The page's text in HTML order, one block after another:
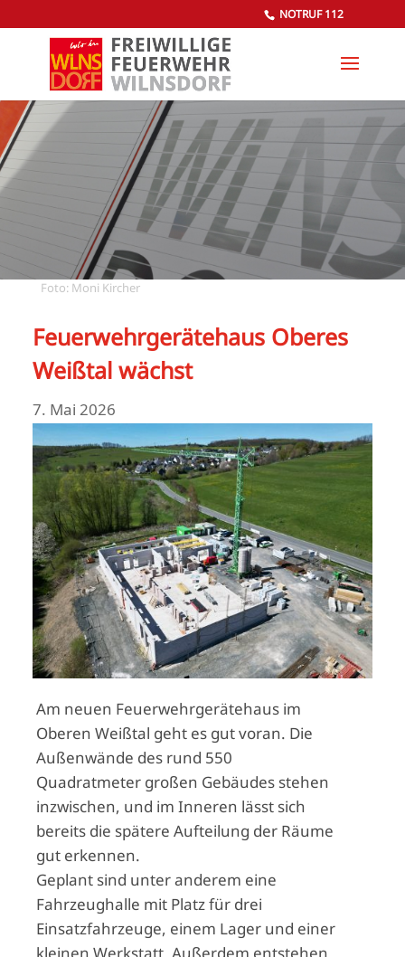
NOTRUF 112
Foto: Moni Kircher
Feuerwehrgerätehaus Oberes
Weißtal wächst
7. Mai 2026
Am neuen Feuerwehrgerätehaus im
Oberen Weißtal geht es gut voran. Die
Außenwände des rund 550
Quadratmeter großen Gebäudes stehen
inzwischen, und im Inneren lässt sich
bereits die spätere Aufteilung der Räume
gut erkennen.
Geplant sind unter anderem eine
Fahrzeughalle mit Platz für drei
Einsatzfahrzeuge, einem Lager und einer